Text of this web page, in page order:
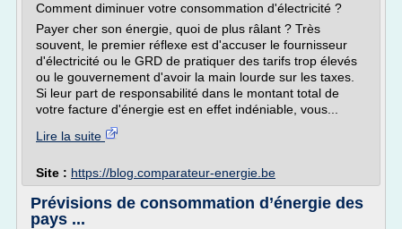
Comment diminuer votre consommation d'électricité ?
Payer cher son énergie, quoi de plus râlant ? Très
souvent, le premier réflexe est d'accuser le fournisseur
d'électricité ou le GRD de pratiquer des tarifs trop élevés
ou le gouvernement d'avoir la main lourde sur les taxes.
Si leur part de responsabilité dans le montant total de
votre facture d'énergie est en effet indéniable, vous...
Lire la suite
Site : https://blog.comparateur-energie.be
Prévisions de consommation d’énergie des
pays ...